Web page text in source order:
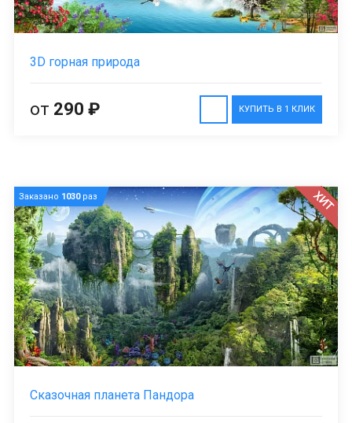
3D горная природа
КУПИТЬ В 1 КЛИК
от 290 ₽
Заказано 1030раз ХИТ
Сказочная планета Пандора